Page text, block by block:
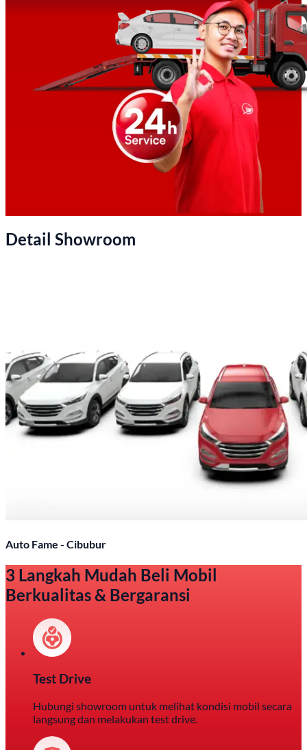
Detail Showroom
Auto Fame - Cibubur
3 Langkah Mudah Beli Mobil
Berkualitas & Bergaransi
Test Drive
Hubungi showroom untuk melihat kondisi mobil secara
langsung dan melakukan test drive.